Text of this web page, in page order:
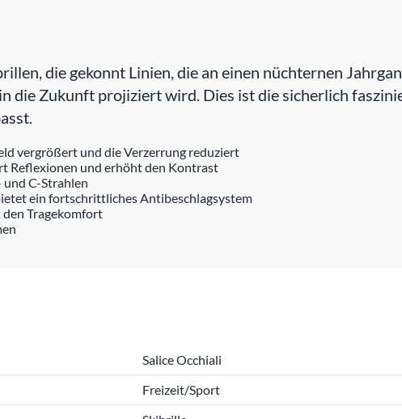
die gekonnt Linien, die an einen nüchternen
die Zukunft projiziert wird. Dies ist die sicherlich
vergrößert und die Verzerrung reduziert
Reflexionen und erhöht den Kontrast
C-Strahlen
ein fortschrittliches Antibeschlagsystem
Tragekomfort
Salice Occhiali
Freizeit/Sport